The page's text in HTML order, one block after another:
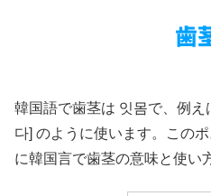
韓国語で歯茎は 잇몸で、例
다] のように使います。この
に韓国言で歯茎の意味と使い